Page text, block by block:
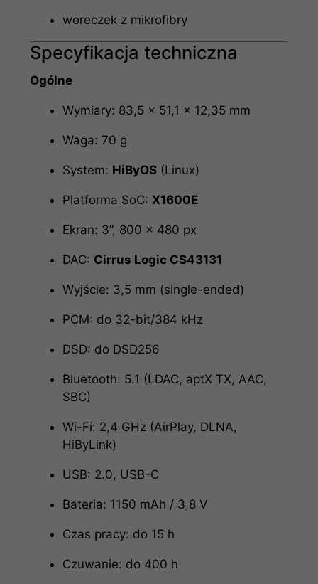
woreczek z mikrofibry
Specyfikacja techniczna
Ogólne
Wymiary: 83,5 × 51,1 × 12,35 mm
Waga: 70 g
System: HiByOS(Linux)
Platforma SoC: X1600E
Ekran: 3”, 800 × 480 px
DAC: Cirrus Logic CS43131
Wyjście: 3,5 mm (single-ended)
PCM: do 32-bit/384 kHz
DSD: do DSD256
Bluetooth: 5.1 (LDAC, aptX TX, AAC,
SBC)
Wi-Fi: 2,4 GHz (AirPlay, DLNA,
HiByLink)
USB: 2.0, USB-C
Bateria: 1150 mAh / 3,8 V
Czas pracy: do 15 h
Czuwanie: do 400 h